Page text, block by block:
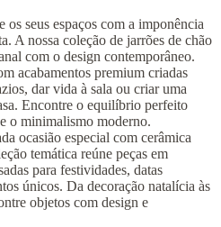
os seus espaços com a imponência
A nossa coleção de jarrões de chão
com o design contemporâneo.
acabamentos premium criadas
dar vida à sala ou criar uma
Encontre o equilíbrio perfeito
o minimalismo moderno.
ocasião especial com cerâmica
temática reúne peças em
para festividades, datas
únicos. Da decoração natalícia às
objetos com design e